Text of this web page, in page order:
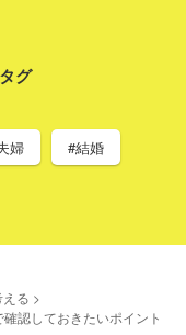
グ
婦 #結婚
る
認しておきたいポイント